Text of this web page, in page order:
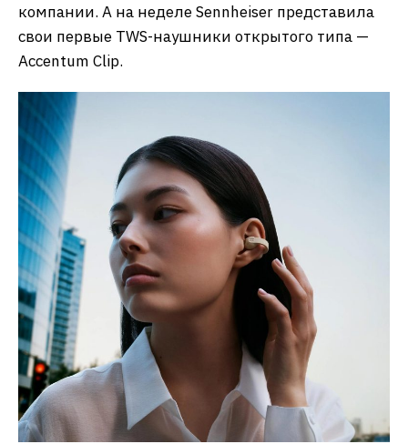
компании. А на неделе Sennheiser представила
свои первые TWS-наушники открытого типа —
Accentum Clip.